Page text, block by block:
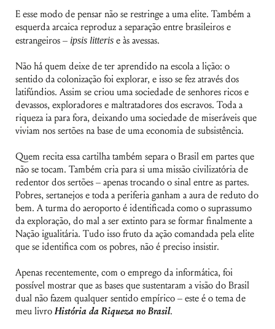
E esse modo de pensar não se restringe a uma elite. Também a
esquerda arcaica reproduz a separação entre brasileiros e
estrangeiros – ipsis litterise às avessas.
Não há quem deixe de ter aprendido na escola a lição: o
sentido da colonização foi explorar, e isso se fez através dos
latifúndios. Assim se criou uma sociedade de senhores ricos e
devassos, exploradores e maltratadores dos escravos. Toda a
riqueza ia para fora, deixando uma sociedade de miseráveis que
viviam nos sertões na base de uma economia de subsistência.
Quem recita essa cartilha também separa o Brasil em partes que
não se tocam. Também cria para si uma missão civilizatória de
redentor dos sertões – apenas trocando o sinal entre as partes.
Pobres, sertanejos e toda a periferia ganham a aura de reduto do
bem. A turma do aeroporto é identificada como o suprassumo
da exploração, do mal a ser extinto para se formar finalmente a
Nação igualitária. Tudo isso fruto da ação comandada pela elite
que se identifica com os pobres, não é preciso insistir.
Apenas recentemente, com o emprego da informática, foi
possível mostrar que as bases que sustentaram a visão do Brasil
dual não fazem qualquer sentido empírico – este é o tema de
meu livroHistória da Riqueza no Brasil.